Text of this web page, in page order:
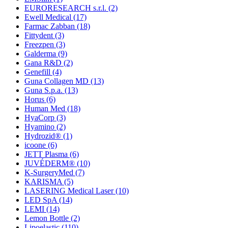
EURORESEARCH s.r.l. (2)
Ewell Medical (17)
Farmac Zabban (18)
Fittydent (3)
Freezpen (3)
Galderma (9)
Gana R&D (2)
Genefill (4)
Guna Collagen MD (13)
Guna S.p.a. (13)
Horus (6)
Human Med (18)
HyaCorp (3)
Hyamino (2)
Hydrozid® (1)
icoone (6)
JETT Plasma (6)
JUVÉDERM® (10)
K-SurgeryMed (7)
KARISMA (5)
LASERING Medical Laser(10)
LED SpA (14)
LEMI (14)
Lemon Bottle (2)